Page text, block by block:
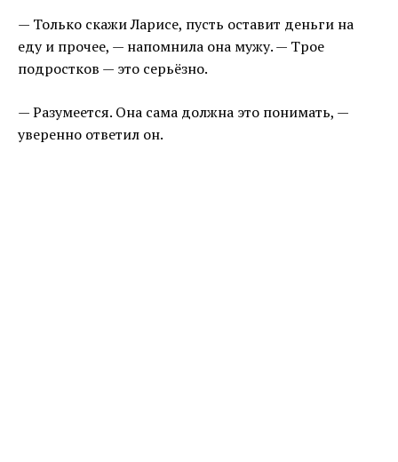
— Только скажи Ларисе, пусть оставит деньги на
еду и прочее, — напомнила она мужу. — Трое
подростков — это серьёзно.
— Разумеется. Она сама должна это понимать, —
уверенно ответил он.